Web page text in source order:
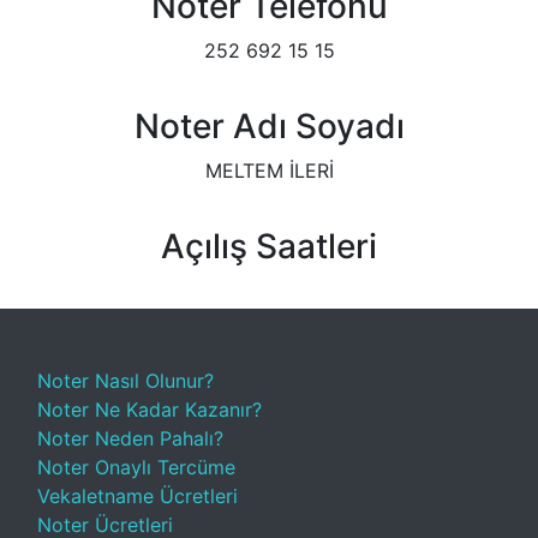
252 692 15 15
Noter Adı Soyadı
MELTEM İLERİ
Açılış Saatleri
Noter Nasıl Olunur?
Noter Ne Kadar Kazanır?
Noter Neden Pahalı?
Noter Onaylı Tercüme
Vekaletname Ücretleri
Noter Ücretleri